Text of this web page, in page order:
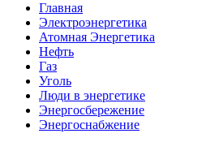
Главная
Электроэнергетика
Атомная Энергетика
Нефть
Газ
Уголь
Люди в энергетике
Энергосбережение
Энергоснабжение